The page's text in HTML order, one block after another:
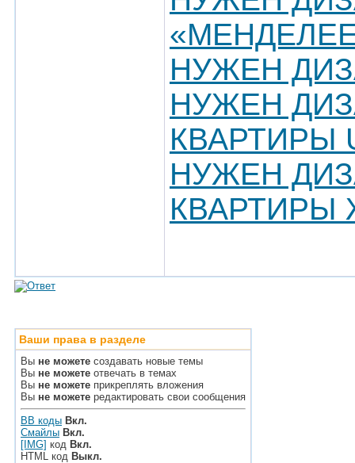
НУЖЕН
НУЖЕН
КВАРТИРЫ
НУЖЕН
КВАРТИРЫ
Ваши права в разделе
Вы не можете создавать новые темы
Вы не можете отвечать в темах
Вы не можете прикреплять вложения
Вы не можете редактировать свои сообщения
BB коды Вкл.
Смайлы Вкл.
[IMG] код Вкл.
HTML код Выкл.